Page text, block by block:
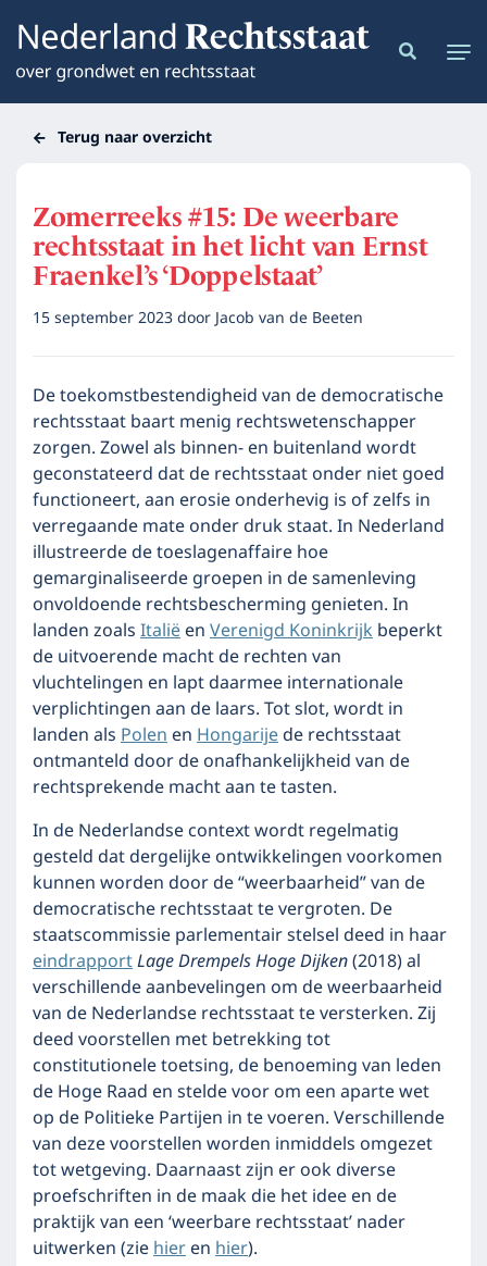
Terug naar overzicht
Zomerreeks #15: De weerbare
rechtsstaat in het licht van Ernst
Fraenkel’s ‘Doppelstaat’
15 september 2023doorJacob van de Beeten
De toekomstbestendigheid van de democratische
rechtsstaat baart menig rechtswetenschapper
zorgen. Zowel als binnen- en buitenland wordt
geconstateerd dat de rechtsstaat onder niet goed
functioneert, aan erosie onderhevig is of zelfs in
verregaande mate onder druk staat. In Nederland
illustreerde de toeslagenaffaire hoe
gemarginaliseerde groepen in de samenleving
onvoldoende rechtsbescherming genieten. In
landen zoalsItaliëenVerenigd Koninkrijkbeperkt
de uitvoerende macht de rechten van
vluchtelingen en lapt daarmee internationale
verplichtingen aan de laars. Tot slot, wordt in
landen alsPolenenHongarijede rechtsstaat
ontmanteld door de onafhankelijkheid van de
rechtsprekende macht aan te tasten.
In de Nederlandse context wordt regelmatig
gesteld dat dergelijke ontwikkelingen voorkomen
kunnen worden door de “weerbaarheid” van de
democratische rechtsstaat te vergroten. De
staatscommissie parlementair stelsel deed in haar
eindrapportLage Drempels Hoge Dijken(2018) al
verschillende aanbevelingen om de weerbaarheid
van de Nederlandse rechtsstaat te versterken. Zij
deed voorstellen met betrekking tot
constitutionele toetsing, de benoeming van leden
de Hoge Raad en stelde voor om een aparte wet
op de Politieke Partijen in te voeren. Verschillende
van deze voorstellen worden inmiddels omgezet
tot wetgeving. Daarnaast zijn er ook diverse
proefschriften in de maak die het idee en de
praktijk van een ‘weerbare rechtsstaat’ nader
uitwerken (ziehierenhier).